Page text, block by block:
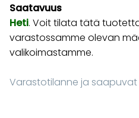
Saatavuus
Heti. Voit tilata tätä
varastossamme olevan
valikoimastamme.
Varastotilanne ja saapuvat